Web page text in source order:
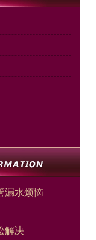
漏水烦恼
解决